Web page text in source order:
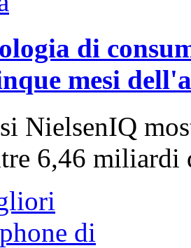
di
mesi
NielsenIQ
6,46